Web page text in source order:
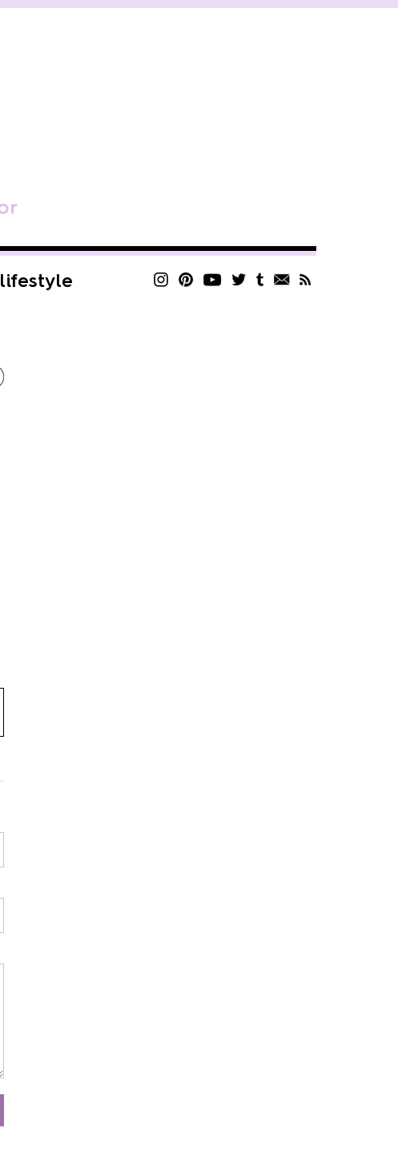
lifestyle